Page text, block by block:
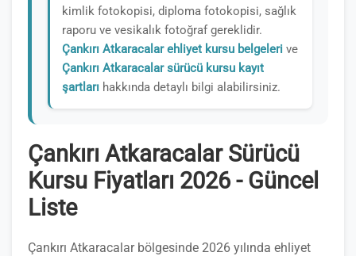
kimlik fotokopisi, diploma fotokopisi, sağlık
raporu ve vesikalık fotoğraf gereklidir.
Çankırı Atkaracalar ehliyet kursu belgeleri ve
Çankırı Atkaracalar sürücü kursu kayıt
şartları hakkında detaylı bilgi alabilirsiniz.
Çankırı Atkaracalar Sürücü
Kursu Fiyatları 2026 - Güncel
Liste
Çankırı Atkaracalar bölgesinde 2026 yılında ehliyet